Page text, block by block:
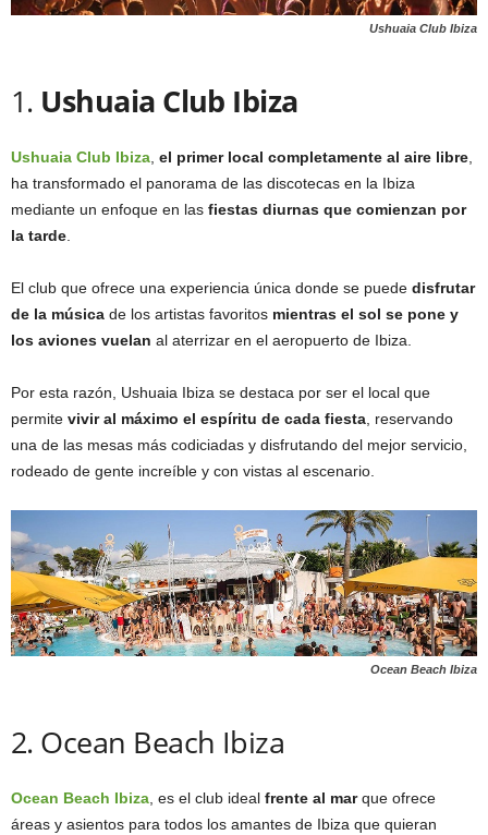
Ushuaia Club Ibiza
1. Ushuaia Club Ibiza
Ushuaia Club Ibiza, el primer local completamente al aire libre,
ha transformado el panorama de las discotecas en la Ibiza
mediante un enfoque en las fiestas diurnas que comienzan por
la tarde.
El club que ofrece una experiencia única donde se puede disfrutar
de la música de los artistas favoritos mientras el sol se pone y
los aviones vuelan al aterrizar en el aeropuerto de Ibiza.
Por esta razón, Ushuaia Ibiza se destaca por ser el local que
permite vivir al máximo el espíritu de cada fiesta, reservando
una de las mesas más codiciadas y disfrutando del mejor servicio,
rodeado de gente increíble y con vistas al escenario.
Ocean Beach Ibiza
2. Ocean Beach Ibiza
Ocean Beach Ibiza , es el club ideal frente al marque ofrece
áreas y asientos para todos los amantes de Ibiza que quieran